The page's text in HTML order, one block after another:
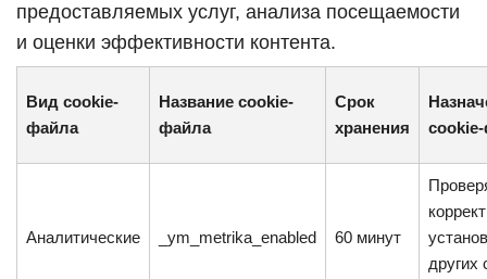
предоставляемых услуг, анализа посещаемости
и оценки эффективности контента.
Вид cookie-
файла
Название cookie-
файла
Срок
хранения
Аналитические _ym_metrika_enabled 60 минут
других